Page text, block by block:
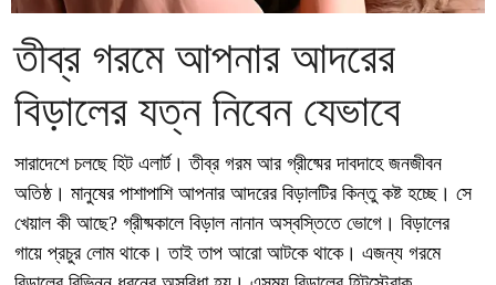
তীব্র গরমে আপনার আদরের
বিড়ালের যত্ন নিবেন যেভাবে
সারাদেশে চলছে হিট এলার্ট। তীব্র গরম আর গ্রীষ্মের দাবদাহে জনজীবন
অতিষ্ঠ। মানুষের পাশাপাশি আপনার আদরের বিড়ালটির কিন্তু কষ্ট হচ্ছে। সে
খেয়াল কী আছে? গ্রীষ্মকালে বিড়াল নানান অস্বস্তিতে ভোগে। বিড়ালের
গায়ে প্রচুর লোম থাকে। তাই তাপ আরো আটকে থাকে। এজন্য গরমে